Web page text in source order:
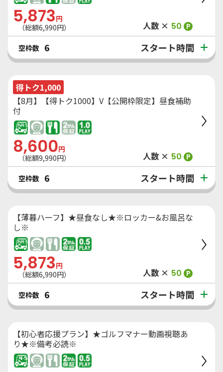
5,873円
（総額6,990円） 人数 × 50 P
空枠数 6 スタート時間
得トク1,000
【8月】【得トク1000】V【公開枠限定】昼食補助
付
8,600円
（総額9,990円） 人数 × 50 P
空枠数 6 スタート時間
【薄暮ハーフ】★昼食なし★※ロッカー&お風呂な
し※
5,873円
（総額6,990円） 人数 × 50 P
空枠数 6 スタート時間
【初心者応援プラン】★ゴルフマナー動画視聴あ
り★※備考必読※